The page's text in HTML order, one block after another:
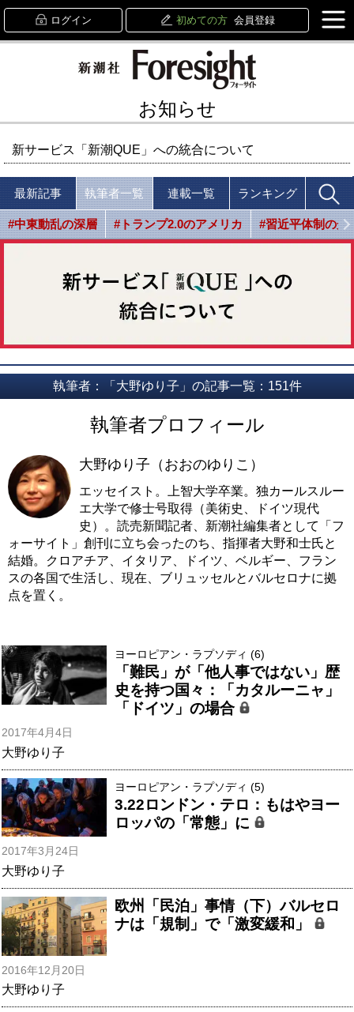
ログイン 初めての方 会員登録
お知らせ
新サービス「新潮QUE」への統合について
最新記事 執筆者一覧 連載一覧 ランキング
#中東動乱の深層 #トランプ2.0のアメリカ #習近平体制の光
執筆者：「大野ゆり子」の記事一覧：151件
執筆者プロフィール
大野ゆり子（おおのゆりこ）
エッセイスト。上智大学卒業。独カールスルー
エ大学で修士号取得（美術史、ドイツ現代
史）。読売新聞記者、新潮社編集者として「フ
ォーサイト」創刊に立ち会ったのち、指揮者大野和士氏と
結婚。クロアチア、イタリア、ドイツ、ベルギー、フラン
スの各国で生活し、現在、ブリュッセルとバルセロナに拠
点を置く。
ヨーロピアン・ラプソディ (6)
「難民」が「他人事ではない」歴
史を持つ国々：「カタルーニャ」
「ドイツ」の場合
2017年4月4日
大野ゆり子
ヨーロピアン・ラプソディ (5)
3.22ロンドン・テロ：もはやヨー
ロッパの「常態」に
2017年3月24日
大野ゆり子
欧州「民泊」事情（下）バルセロ
ナは「規制」で「激変緩和」
2016年12月20日
大野ゆり子